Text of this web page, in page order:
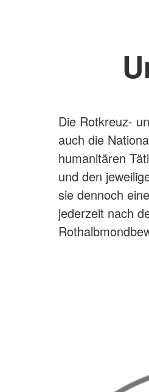
Die Rotkreuz-
auch die
humanitären
und den
sie dennoch
jederzeit nach